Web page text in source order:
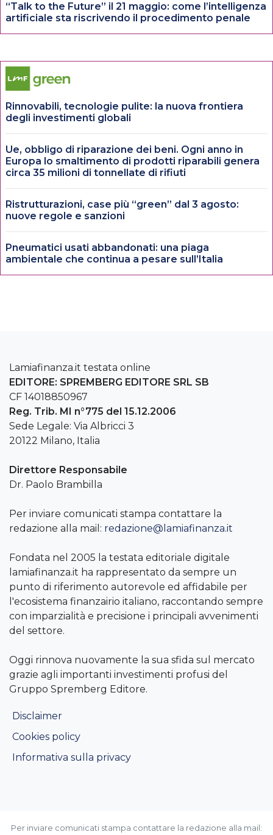
“Talk to the Future” il 21 maggio: come l’intelligenza
artificiale sta riscrivendo il procedimento penale
Rinnovabili, tecnologie pulite: la nuova frontiera
degli investimenti globali
Ue, obbligo di riparazione dei beni. Ogni anno in
Europa lo smaltimento di prodotti riparabili genera
circa 35 milioni di tonnellate di rifiuti
Ristrutturazioni, case più “green” dal 3 agosto:
nuove regole e sanzioni
Pneumatici usati abbandonati: una piaga
ambientale che continua a pesare sull’Italia
Lamiafinanza.it testata online
EDITORE: SPREMBERG EDITORE SRL SB
CF 14018850967
Reg. Trib. MI n°775 del 15.12.2006
Sede Legale: Via Albricci 3
20122 Milano, Italia
Direttore Responsabile
Dr. Paolo Brambilla
Per inviare comunicati stampa contattare la
redazione alla mail: redazione@lamiafinanza.it
Fondata nel 2005 la testata editoriale digitale
lamiafinanza.it ha rappresentato da sempre un
punto di riferimento autorevole ed affidabile per
l'ecosistema finanzairio italiano, raccontando sempre
con imparzialità e precisione i principali avvenimenti
del settore.
Oggi rinnova nuovamente la sua sfida sul mercato
grazie agli importanti investimenti profusi del
Gruppo Spremberg Editore.
Disclaimer
Cookies policy
Informativa sulla privacy
Per inviare comunicati stampa contattare la redazione alla mail: